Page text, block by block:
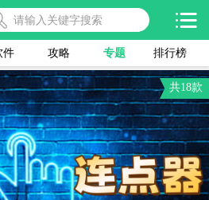
件 攻略 专题 排行榜
共18款